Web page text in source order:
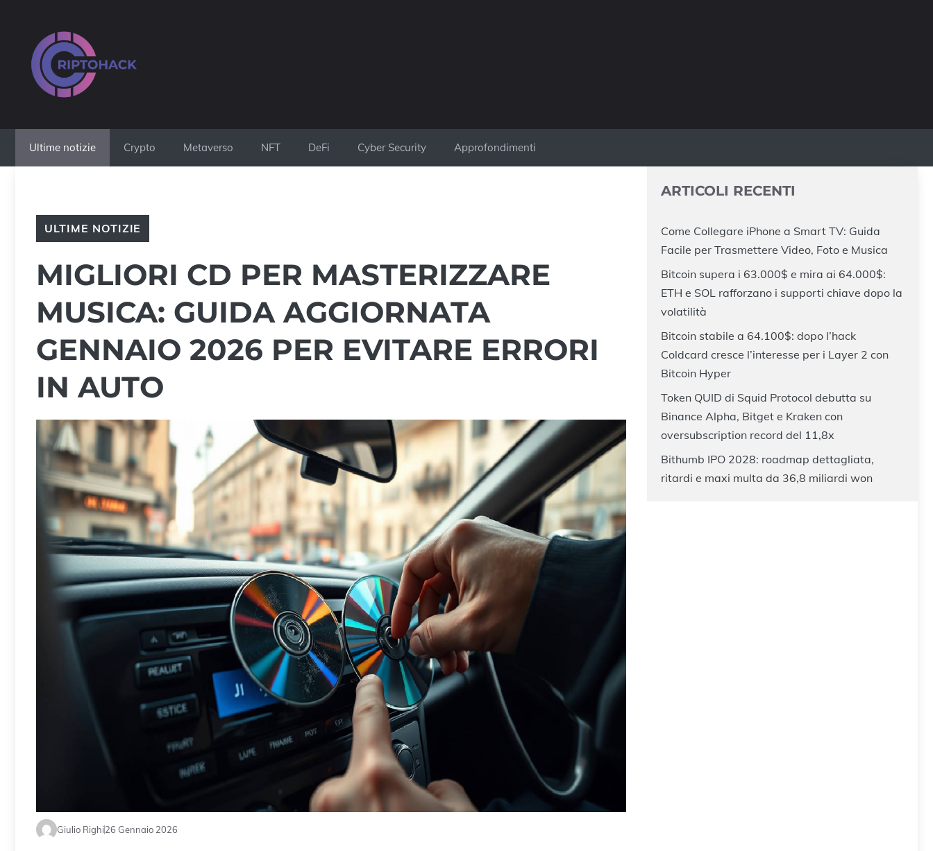
contenuto
Ultime notizie Crypto Metaverso NFT DeFi Cyber Security Approfondimenti
ULTIME NOTIZIE
MIGLIORI CD PER MASTERIZZARE
MUSICA: GUIDA AGGIORNATA
GENNAIO 2026 PER EVITARE ERRORI
IN AUTO
Giulio Righi26 Gennaio 2026
ARTICOLI RECENTI
Come Collegare iPhone a Smart TV: Guida
Facile per Trasmettere Video, Foto e Musica
Bitcoin supera i 63.000$ e mira ai 64.000$:
ETH e SOL rafforzano i supporti chiave dopo la
volatilità
Bitcoin stabile a 64.100$: dopo l’hack
Coldcard cresce l’interesse per i Layer 2 con
Bitcoin Hyper
Token QUID di Squid Protocol debutta su
Binance Alpha, Bitget e Kraken con
oversubscription record del 11,8x
Bithumb IPO 2028: roadmap dettagliata,
ritardi e maxi multa da 36,8 miliardi won